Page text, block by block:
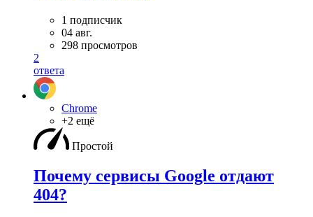
1 подписчик
04 авг.
298 просмотров
2
ответа
Chrome
+2 ещё
Простой
Почему сервисы Google отдают
404?